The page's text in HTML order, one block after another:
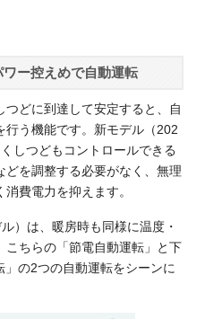
ー控えめで自動運転
どに到達して安定すると、自
う機能です。新モデル（202
しつどもコントロールできる
どを調整する必要がなく、無理
費電力を抑えます。
）は、暖房時も同様に温度・
こちらの「節電自動運転」と下
の2つの自動運転をシーンに